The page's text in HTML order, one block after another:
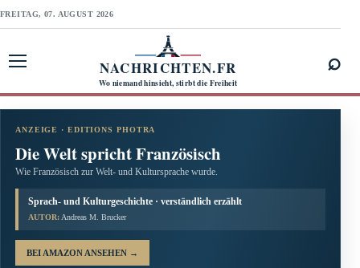
FREITAG, 07. AUGUST 2026
NACHRICHTEN.FR
Wo niemand hinsieht, stirbt die Freiheit
⌕
ANZEIGE · EDITIONS PHOTRA
Die Welt spricht Französisch
Wie Französisch zur Welt- und Kultursprache wurde.
Sprach- und Kulturgeschichte · verständlich erzählt
AUTOR: Andreas M. Brucker
BEI AMAZON ANSEHEN →